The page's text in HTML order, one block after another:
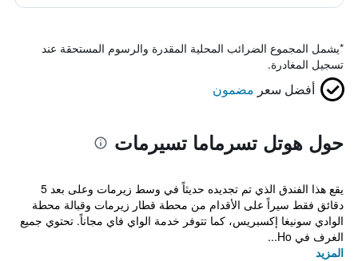
*يشمل المجموع الضرائب المحلية المقدرة والرسوم المستحقة عند
تسجيل المغادرة.
أفضل سعر مضمون
حول هوتل تسرماما تسيرمات
يقع هذا الفندق الذي تم تجديده حديثاً في وسط زيرمات وعلى بعد 5
دقائق فقط سيراً على الأقدام من محطة قطار زيرمات وقبالة محطة
الوادي سونيغا إكسبريس، كما تتوفر خدمة الواي فاي مجاناً. تحتوي جميع
الغرف في Ho...
المزيد